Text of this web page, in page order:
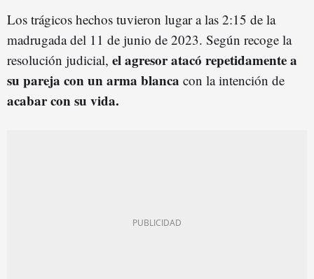
Los trágicos hechos tuvieron lugar a las 2:15 de la
madrugada del 11 de junio de 2023. Según recoge la
resolución judicial, el agresor atacó repetidamente a
su pareja con un arma blanca con la intención de
acabar con su vida.